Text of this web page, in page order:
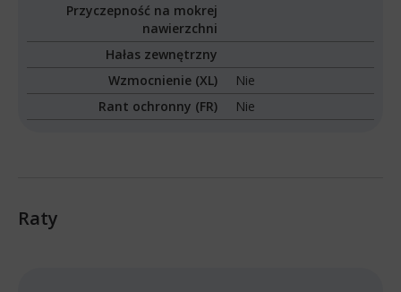
Przyczepność na mokrej
nawierzchni
Hałas zewnętrzny
Wzmocnienie (XL)
Nie
Rant ochronny (FR)
Nie
Raty